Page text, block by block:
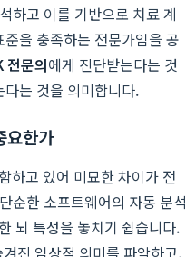
하고 이를 기반으로 치료 계
을 충족하는 전문가임을 공
전문의에게 진단받는다는 것
는 것을 의미합니다.
요한가
하고 있어 미묘한 차이가 전
순한 소프트웨어의 자동 분석
뇌 특성을 놓치기 쉽습니다.
진 임상적 의미를 파악하고,